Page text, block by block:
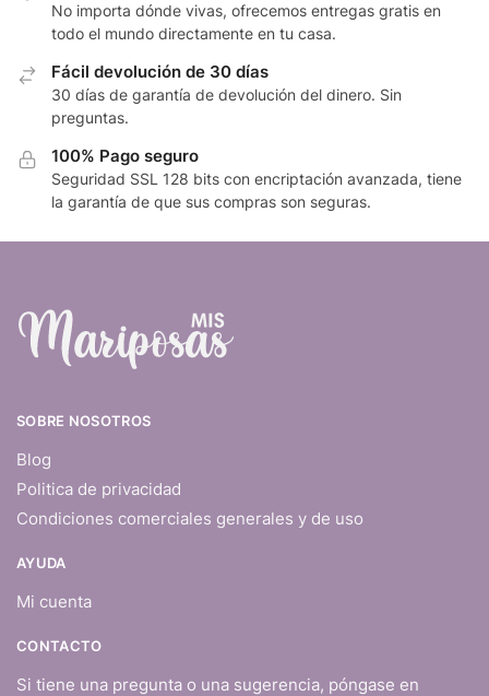
No importa dónde vivas, ofrecemos entregas gratis en
todo el mundo directamente en tu casa.
Fácil devolución de 30 días
30 días de garantía de devolución del dinero. Sin
preguntas.
100% Pago seguro
Seguridad SSL 128 bits con encriptación avanzada, tiene
la garantía de que sus compras son seguras.
SOBRE NOSOTROS
Blog
Politica de privacidad
Condiciones comerciales generales y de uso
AYUDA
Mi cuenta
CONTACTO
Si tiene una pregunta o una sugerencia, póngase en